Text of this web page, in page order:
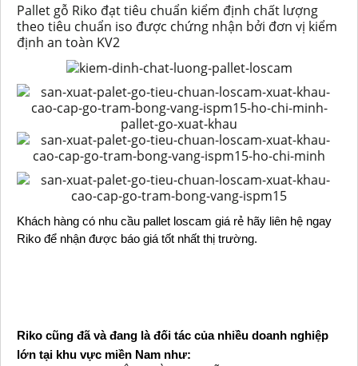
Pallet gỗ Riko đạt tiêu chuẩn kiểm định chất lượng
theo tiêu chuẩn iso được chứng nhận bởi đơn vị kiểm
định an toàn KV2
Khách hàng có nhu cầu pallet loscam giá rẻ hãy liên hệ ngay
Riko để nhận được báo giá tốt nhất thị trường.
Riko cũng đã và đang là đối tác của nhiều doanh nghiệp
lớn tại khu vực miền Nam như: